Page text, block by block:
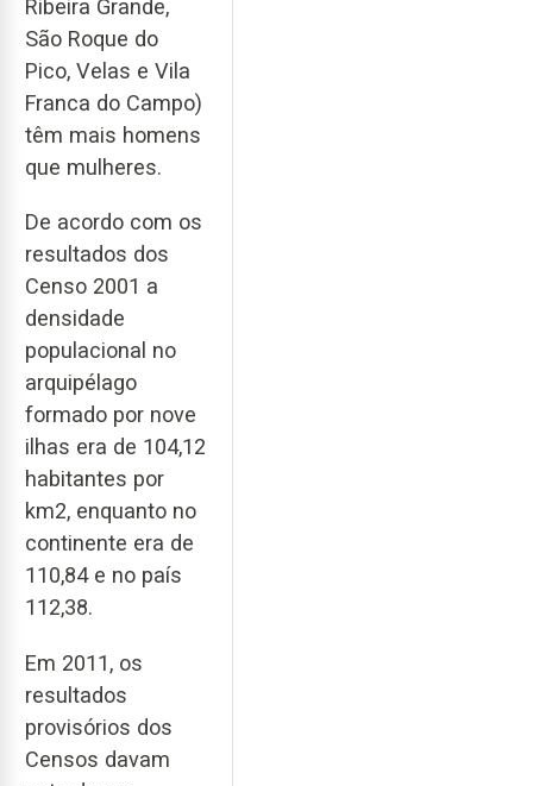
Ribeira Grande,
São Roque do
Pico, Velas e Vila
Franca do Campo)
têm mais homens
que mulheres.
De acordo com os
resultados dos
Censo 2001 a
densidade
populacional no
arquipélago
formado por nove
ilhas era de 104,12
habitantes por
km2, enquanto no
continente era de
110,84 e no país
112,38.
Em 2011, os
resultados
provisórios dos
Censos davam